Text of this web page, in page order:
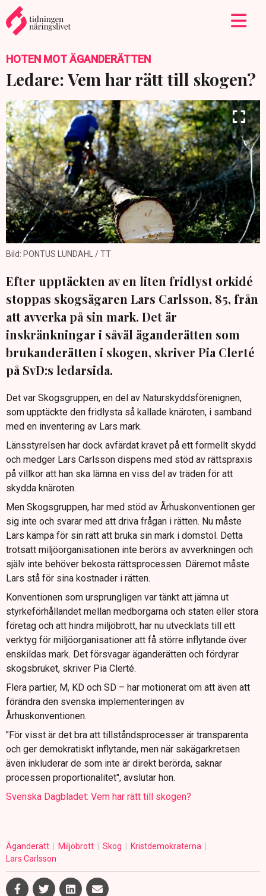
HOTEN MOT ÄGANDERÄTTEN
Ledare: Vem har rätt till skogen?
Bild: PONTUS LUNDAHL / TT
Efter upptäckten av en liten fridlyst orkidé
stoppas skogsägaren Lars Carlsson, 85, från
att avverka på sin mark. Det är
inskränkningar i såväl äganderätten som
brukanderätten i skogen, skriver Pia Clerté
på SvD:s ledarsida.
Det var Skogsgruppen, en del av Naturskyddsförenignen,
som upptäckte den fridlysta så kallade knäroten, i samband
med en inventering av Lars mark.
Länsstyrelsen har dock avfärdat kravet på ett formellt skydd
och medger Lars Carlsson dispens med stöd av rättspraxis
på villkor att han ska lämna en viss del av träden för att
skydda knäroten.
Men Skogsgruppen, har med stöd av Århuskonventionen ger
sig inte och svarar med att driva frågan i rätten. Nu måste
Lars kämpa för sin rätt att bruka sin mark i domstol. Detta
trotsatt miljöorganisationen inte berörs av avverkningen och
själv inte behöver bekosta rättsprocessen. Däremot måste
Lars stå för sina kostnader i rätten.
Konventionen som ursprungligen var tänkt att jämna ut
styrkeförhållandet mellan medborgarna och staten eller stora
företag och att hindra miljöbrott, har nu utvecklats till ett
verktyg för miljöorganisationer att få större inflytande över
enskildas mark. Det försvagar äganderätten och fördyrar
skogsbruket, skriver Pia Clerté.
Flera partier, M, KD och SD – har motionerat om att även att
förändra den svenska implementeringen av
Århuskonventionen.
"För visst är det bra att tillståndsprocesser är transparenta
och ger demokratiskt inflytande, men när sakägarkretsen
även inkluderar de som inte är direkt berörda, saknar
processen proportionalitet", avslutar hon.
Svenska Dagbladet: Vem har rätt till skogen?
Äganderätt Miljöbrott Skog
Kristdemokraterna
Lars Carlsson